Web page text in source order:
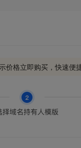
价格立即购买，快速便捷